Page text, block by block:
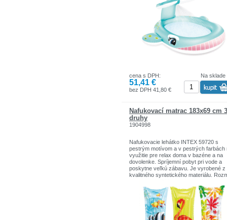
Materiál: 0,28 mm vinyl
Rozmery: 201 x 196 x 91 cm (D x Š x
Objem (18 cm výška steny): 200 l (53
Koncovka postrekovača sa pripája k
záhradnej hadici
Vypúšťacia zátka pre ľahké vypúšťanie
Vhodné pre deti od 2 rokov
Obsahuje sadu na opravy
odporúča používať bazén pod
dospelého. Bazén je vhodný pre deti od
rokov.
Na sklade
cena s DPH:
51,41 €
bez DPH 41,80 €
Nafukovací matrac 183x69 cm 3
druhy
1904998
Nafukovacie lehátko INTEX 59720 s
pestrým motívom a v pestrých farbách
využitie pre relax doma v bazéne a na
dovolenke. Spríjemní pobyt pri vode a
poskytne veľkú zábavu. Je vyrobené z
kvalitného syntetického materiálu.
Vhodné pre deti od 3 rokov.